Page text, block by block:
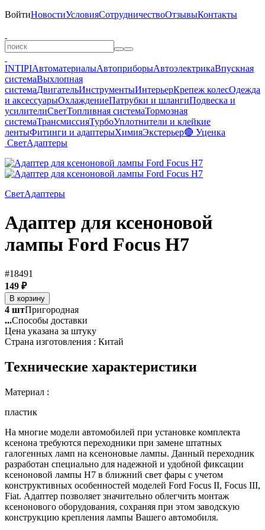
ВойтиНовостиУсловияСотрудничествоОтзывыКонтакты
INTIPIАвтоматериалыАвтоприборыАвтоэлектрикаВпускная
системаВыхлопная
системаДвигательИнструментыИнтерьерКрепеж колесОдежда
и аксессуарыОхлаждениеПатрубки и шлангиПодвеска и
усилителиСветТопливная системаТормозная
системаТрансмиссияТурбоУплотнители и клейкие
лентыФитинги и адаптерыХимияЭкстерьер🔴 Уценка
СветАдаптеры
СветАдаптеры
Адаптер для ксеноновой
лампы Ford Focus H7
#18491
149 ₽
В корзину
4 штПригородная
...Способы доставки
Цена указана за штуку
Страна изготовления : Китай
Технические характеристики
Материал :
пластик
На многие модели автомобилей при установке комплекта
ксенона требуются переходники при замене штатных
галогенных ламп на ксеноновые лампы. Данный переходник
разработан специально для надежной и удобной фиксации
ксеноновой лампы Н7 в ближний свет фары с учетом
конструктивных особенностей моделей Ford Focus II, Focus III,
Fiat. Адаптер позволяет значительно облегчить монтаж
ксенонового оборудования, сохраняя при этом заводскую
конструкцию крепления лампы Вашего автомобиля.